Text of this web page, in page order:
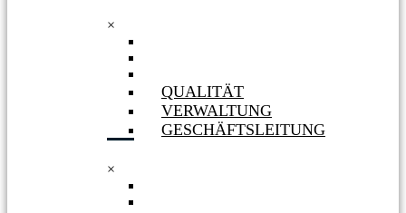
×
QUALITÄT
VERWALTUNG
GESCHÄFTSLEITUNG
×